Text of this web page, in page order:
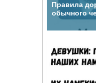
Правила
обычного